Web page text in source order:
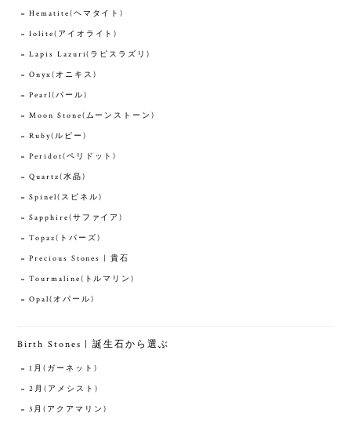
Hematite(ヘマタイト)
Iolite(アイオライト)
Lapis Lazuri(ラピスラズリ)
Onyx(オニキス)
Pearl(パール)
Moon Stone(ムーンストーン)
Ruby(ルビー)
Peridot(ペリドット)
Quartz(水晶)
Spinel(スピネル)
Sapphire(サファイア)
Topaz(トパーズ)
Precious Stones | 貴石
Tourmaline(トルマリン)
Opal(オパール)
Birth Stones | 誕生石から選ぶ
1月(ガーネット)
2月(アメシスト)
3月(アクアマリン)